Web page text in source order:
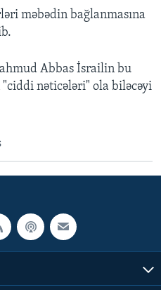
məbədin bağlanmasına
Abbas İsrailin bu
"ciddi nəticələri" ola biləcəyi